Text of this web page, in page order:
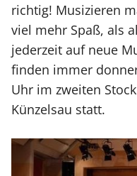
richtig! Musizieren
viel mehr Spaß, als
jederzeit auf neue
finden immer
Uhr im zweiten
Künzelsau statt.